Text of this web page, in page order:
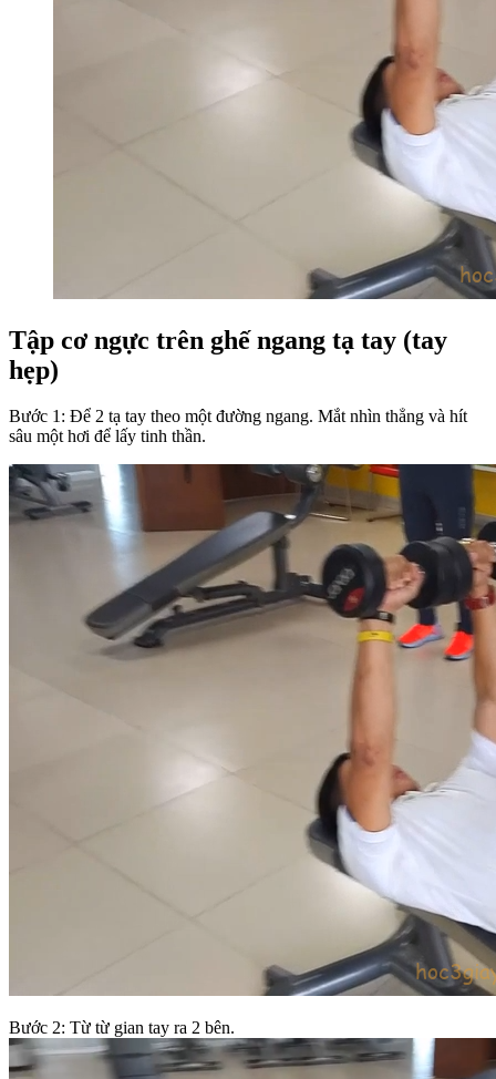
Tập cơ ngực trên ghế ngang tạ tay (tay
hẹp)
Bước 1: Để 2 tạ tay theo một đường ngang. Mắt nhìn thẳng và hít
sâu một hơi để lấy tinh thần.
Bước 2: Từ từ gian tay ra 2 bên.